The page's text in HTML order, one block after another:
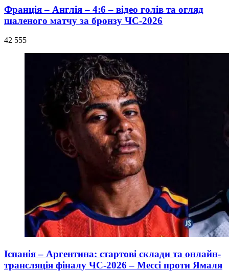
Франція – Англія – 4:6 – відео голів та огляд
шаленого матчу за бронзу ЧС-2026
42 555
Іспанія – Аргентина: стартові склади та онлайн-
трансляція фіналу ЧС-2026 – Мессі проти Ямаля